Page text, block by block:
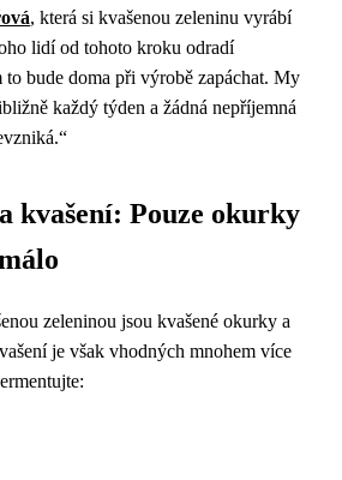
, která si kvašenou zeleninu vyrábí
lidí od tohoto kroku odradí
to bude doma při výrobě zapáchat. My
každý týden a žádná nepříjemná
kvašení: Pouze okurky
zeleninou jsou kvašené okurky a
je však vhodných mnohem více